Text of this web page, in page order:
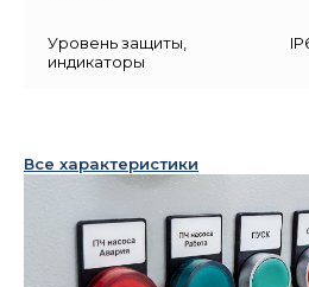
Уровень защиты,
индикаторы
Все характеристики